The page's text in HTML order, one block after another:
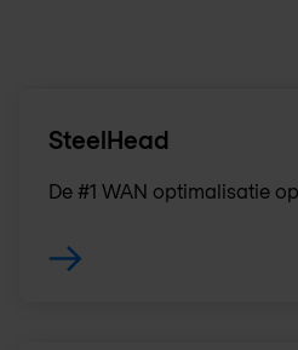
SteelHead
De #1 WAN optimalisatie